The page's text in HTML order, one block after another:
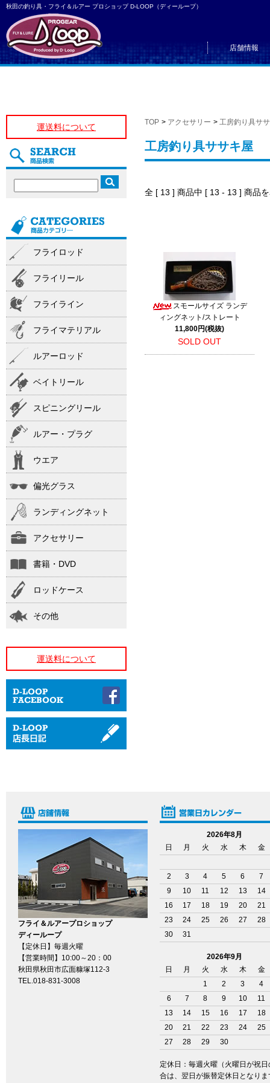
秋田の釣り具・フライ＆ルアー プロショップ D-LOOP（ディーループ）
店舗情報
TOP > アクセサリー > 工房釣り具サ
工房釣り具ササキ屋
全 [ 13 ] 商品中 [ 13 - 13 ] 商品
スモールサイズ ランデ
ィングネット/ストレート
11,800円(税抜)
SOLD OUT
運送料について
フライロッド
フライリール
フライライン
フライマテリアル
ルアーロッド
ベイトリール
スピニングリール
ルアー・プラグ
ウエア
偏光グラス
ランディングネット
アクセサリー
書籍・DVD
ロッドケース
その他
運送料について
フライ＆ルアープロショップ
ディーループ
【定休日】毎週火曜
【営業時間】10:00～20：00
秋田県秋田市広面糠塚112-3
TEL.018-831-3008
2026年8月
日
月 火 水 木 金
2 3 4 5 6
7
9
10 11 12 13
14
16
17 18 19 20
21
23
24 25 26 27
28
30
31
2026年9月
日
月 火 水 木
金
1
2 3
4
6
7 8 9 10
11
13
14 15 16 17
18
20
21 22 23 24
25
27
28 29 30
定休日：毎週火曜（火曜日が祝日
合は、翌日が振替定休日となりま